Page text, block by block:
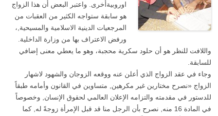
اوروبيةأخرى. واعتبر البعض أن هذا الزواج
هو سابقة ستواجه الكثير من العقبات من
المرجعيات الدينية الاسلامية والمسيحية,،
ورفض الاعتراف بها من وزارة الداخلية.
واللافت للنظر هو أن حلود سكرية محجبة، وهو ما يعطي معنى إضافي
للسابقة.
وجاء في عقد الزواج الذي أعلن عنه ووقعه الزوجان والشهود لاشهار
الزواج «نصرح مختارين غير مكرهين, متساوين في القانون وأمامه طبقاً
للدستور في مقدمته والتزامه الإعلان العالمي لحقوق الإنسان, وخصوصاً
في المادة 16 منه, نصرح بأن الرجل منا قد قبل الإمرأة زوجةً له, كما